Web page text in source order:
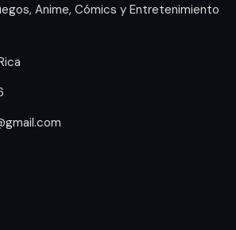
Anime, Cómics y Entretenimiento